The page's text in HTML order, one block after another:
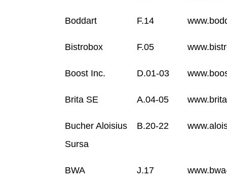
Boddart F.14
Bistrobox F.05
Boost Inc. D.01-03
Brita SE A.04-05
Bucher Aloisius
Sursa
B.20-22
BWA J.17